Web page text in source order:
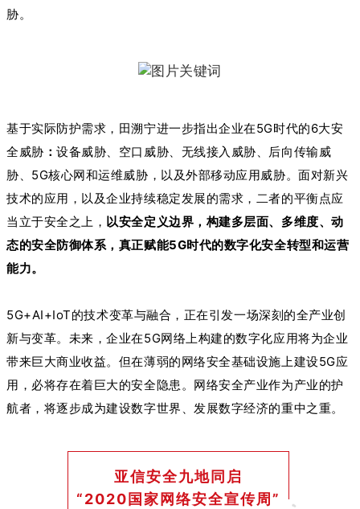
胁。
基于实际防护需求，田溯宁进一步指出企业在5G时代的6大安
全威胁 ：设备威胁、空口威胁、无线接入威胁、后向传输威
胁、5G核心网和运维威胁，以及外部移动应用威胁。面对新兴
技术的应用，以及企业持续稳定发展的需求，二者的平衡点应
当立于安全之上， 以安全定义边界，构建多层面、多维度、动
态的安全防御体系，真正赋能5G时代的数字化安全转型和运营
能力。
5G+AI+IoT的技术变革与融合，正在引发一场深刻的全产业创
新与变革。未来，企业在5G网络上构建的数字化应用将为企业
带来巨大商业收益。但在薄弱的网络安全基础设施上建设5G应
用，必将存在着巨大的安全隐患。网络安全产业作为产业的护
航者，将逐步成为建设数字世界、发展数字经济的重中之重。
亚信安全九地同启
“2020国家网络安全宣传周”